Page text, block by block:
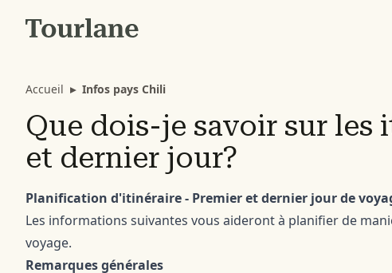
Accueil ▸ Infos pays Chili
Que dois-je savoir sur les
et dernier jour?
Planification d'itinéraire - Premier et dernier jour de
Les informations suivantes vous aideront à planifier de
voyage.
Remarques générales